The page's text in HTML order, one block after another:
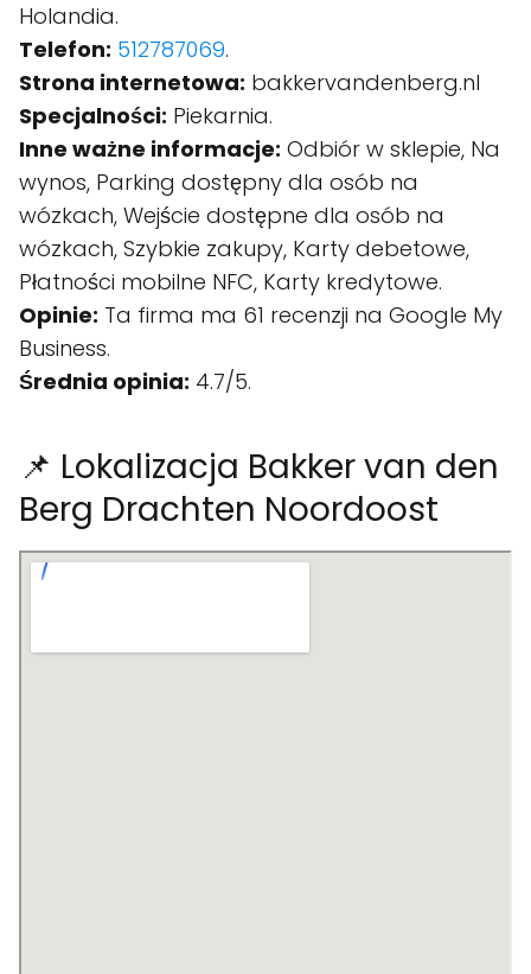
Holandia.
Telefon: 512787069.
Strona internetowa: bakkervandenberg.nl
Specjalności: Piekarnia.
Inne ważne informacje: Odbiór w sklepie, Na
wynos, Parking dostępny dla osób na
wózkach, Wejście dostępne dla osób na
wózkach, Szybkie zakupy, Karty debetowe,
Płatności mobilne NFC, Karty kredytowe.
Opinie: Ta firma ma 61 recenzji na Google My
Business.
Średnia opinia: 4.7/5.
📌 Lokalizacja Bakker van den
Berg Drachten Noordoost